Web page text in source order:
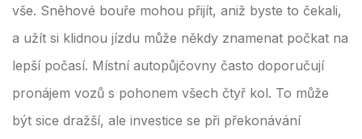
vše. Sněhové bouře mohou přijít, aniž byste to čekali,
a užít si klidnou jízdu může někdy znamenat počkat na
lepší počasí. Místní autopůjčovny často doporučují
pronájem vozů s pohonem všech čtyř kol. To může
být sice dražší, ale investice se při překonávání